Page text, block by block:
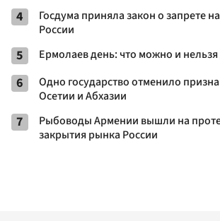
4
Госдума приняла закон о запрете
России
5 Ермолаев день: что можно и нельзя
6
Одно государство отменило
Осетии и Абхазии
7
Рыбоводы Армении вышли на
закрытия рынка России